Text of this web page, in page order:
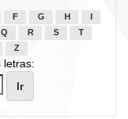
F G H
Q R S
T
Z
letras: